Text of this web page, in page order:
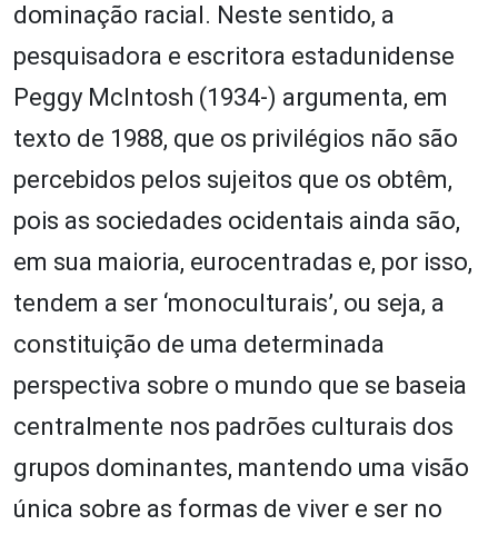
dominação racial. Neste sentido, a
pesquisadora e escritora estadunidense
Peggy McIntosh (1934-) argumenta, em
texto de 1988, que os privilégios não são
percebidos pelos sujeitos que os obtêm,
pois as sociedades ocidentais ainda são,
em sua maioria, eurocentradas e, por isso,
tendem a ser ‘monoculturais’, ou seja, a
constituição de uma determinada
perspectiva sobre o mundo que se baseia
centralmente nos padrões culturais dos
grupos dominantes, mantendo uma visão
única sobre as formas de viver e ser no